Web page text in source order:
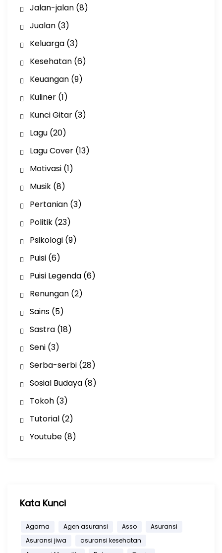
Jalan-jalan(8)
Jualan(3)
Keluarga(3)
Kesehatan(6)
Keuangan(9)
Kuliner(1)
Kunci Gitar(3)
Lagu(20)
Lagu Cover(13)
Motivasi(1)
Musik(8)
Pertanian(3)
Politik(23)
Psikologi(9)
Puisi(6)
Puisi Legenda(6)
Renungan(2)
Sains(5)
Sastra(18)
Seni(3)
Serba-serbi(28)
Sosial Budaya(8)
Tokoh(3)
Tutorial(2)
Youtube(8)
Kata Kunci
Agama Agen asuransi Asso
Asuransi
Asuransi jiwa
asuransi kesehatan